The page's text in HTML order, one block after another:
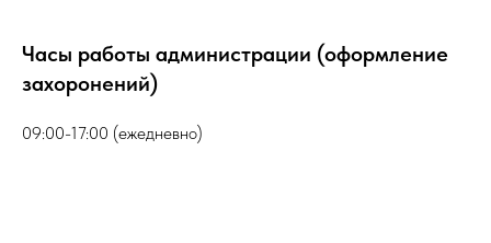
Часы работы администрации (оформление
захоронений)
09:00-17:00 (ежедневно)